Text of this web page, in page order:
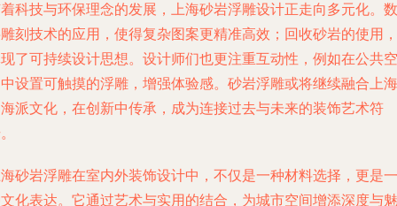
科技与环保理念的发展，上海砂岩浮雕设计正走向多元化。数
刻技术的应用，使得复杂图案更精准高效；回收砂岩的使用，
了可持续设计思想。设计师们也更注重互动性，例如在公共空
设置可触摸的浮雕，增强体验感。砂岩浮雕或将继续融合上海
派文化，在创新中传承，成为连接过去与未来的装饰艺术符
砂岩浮雕在室内外装饰设计中，不仅是一种材料选择，更是一
化表达。它通过艺术与实用的结合，为城市空间增添深度与魅